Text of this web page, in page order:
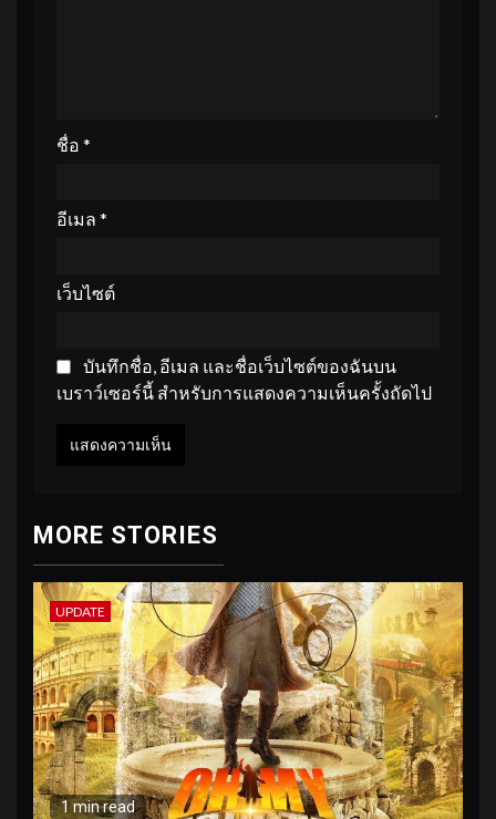
ชื่อ *
อีเมล *
เว็บไซต์
บันทึกชื่อ, อีเมล และชื่อเว็บไซต์ของฉันบน
เบราว์เซอร์นี้ สำหรับการแสดงความเห็นครั้งถัดไป
MORE STORIES
UPDATE
1 min read